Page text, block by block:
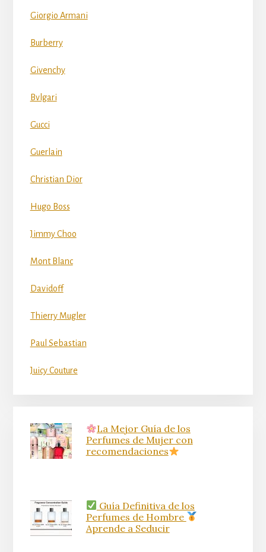
Giorgio Armani
Burberry
Givenchy
Bvlgari
Gucci
Guerlain
Christian Dior
Hugo Boss
Jimmy Choo
Mont Blanc
Davidoff
Thierry Mugler
Paul Sebastian
Juicy Couture
La Mejor Guía de los
Perfumes de Mujer con
recomendaciones
Guía Definitiva de los
Perfumes de Hombre
Aprende a Seducir